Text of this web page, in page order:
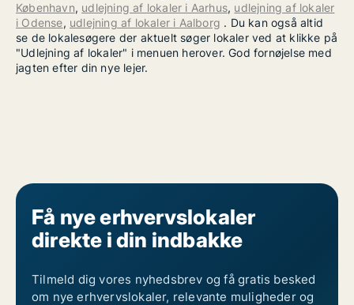
København, udlejning af lokaler i Aarhus, udlejning af lokaler
i Odense, udlejning af lokaler i Aalborg . Du kan også altid
se de lokalesøgere der aktuelt søger lokaler ved at klikke på
"Udlejning af lokaler" i menuen herover. God fornøjelse med
jagten efter din nye lejer.
Få nye erhvervslokaler
direkte i din indbakke
Tilmeld dig vores nyhedsbrev og få gratis besked
om nye erhvervslokaler, relevante muligheder og